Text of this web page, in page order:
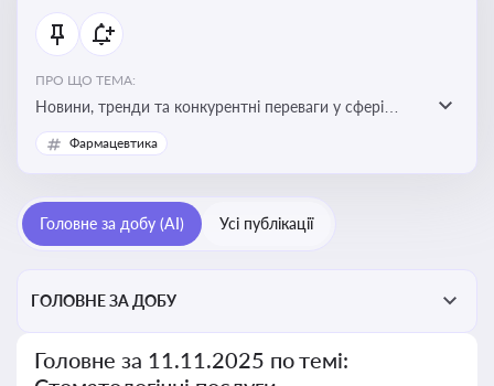
ПРО ЩО ТЕМА:
Новини, тренди та конкурентні переваги у сфері
стоматологічних послуг. Використання новітніх
технологій та стратегій для покращення
Фармацевтика
Головне за добу (AI) Усі публікації
ГОЛОВНЕ ЗА ДОБУ
Головне за 11.11.2025 по темі: